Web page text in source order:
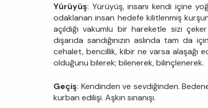
Yürüyüş: Yürüyüş, insanı kendi içine
odaklanan insan hedefe kilitlenmiş
açıldığı vakumlu bir hareketle sizi
dışarıda sandığınızın aslında tam da
cehalet, bencillik, kibir ne varsa alaşağı
olduğunu bilerek; bilenerek, bilinçlenerek.
Geçiş: Kendinden ve sevdiğinden.
kurban edilişi. Aşkın sınanışı.